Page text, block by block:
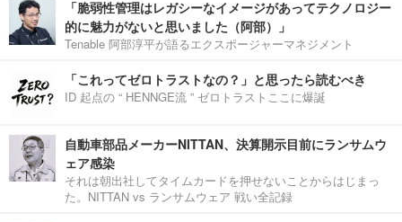
「脆弱性管理はレガシーなイメージがあってテクノロジー
的に魅力がないと思いました（阿部）」
Tenable 阿部淳平が語るエクスポージャーマネジメント
「これってゼロトラストなの？」と思ったら読むべき
ID 起点の “ HENNGE流 ” ゼロトラストここに爆誕
自動車部品メーカーNITTAN、決算開示目前にランサムウ
ェア感染
それは朝出社してタイムカードを押せないことからはじまっ
た。NITTAN vs ランサムウェア 戦い全記録